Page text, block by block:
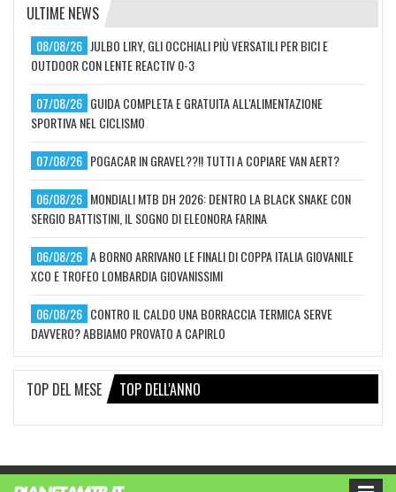
ULTIME NEWS
08/08/26 JULBO LIRY, GLI OCCHIALI PIÙ VERSATILI PER BICI E
OUTDOOR CON LENTE REACTIV 0-3
07/08/26 GUIDA COMPLETA E GRATUITA ALL'ALIMENTAZIONE
SPORTIVA NEL CICLISMO
07/08/26 POGACAR IN GRAVEL??!! TUTTI A COPIARE VAN AERT?
06/08/26 MONDIALI MTB DH 2026: DENTRO LA BLACK SNAKE CON
SERGIO BATTISTINI, IL SOGNO DI ELEONORA FARINA
06/08/26 A BORNO ARRIVANO LE FINALI DI COPPA ITALIA GIOVANILE
XCO E TROFEO LOMBARDIA GIOVANISSIMI
06/08/26 CONTRO IL CALDO UNA BORRACCIA TERMICA SERVE
DAVVERO? ABBIAMO PROVATO A CAPIRLO
TOP DEL MESE TOP DELL'ANNO